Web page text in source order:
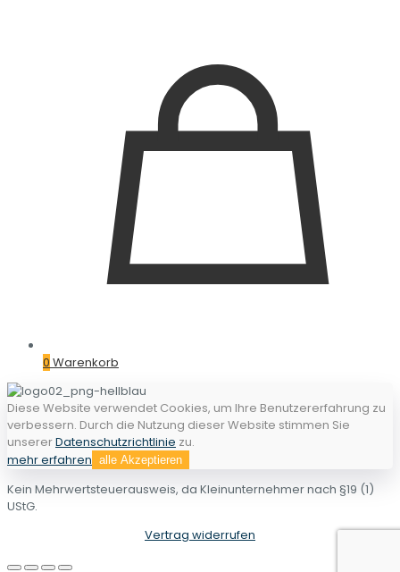
0 Warenkorb
Diese Website verwendet Cookies, um Ihre Benutzererfahrung zu
verbessern. Durch die Nutzung dieser Website stimmen Sie
unsererDatenschutzrichtlinie zu.
mehr erfahren alle Akzeptieren
Kein Mehrwertsteuerausweis, da Kleinunternehmer nach §19 (1)
UStG.
Vertrag widerrufen